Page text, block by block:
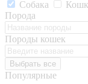
Собака
Порода
Породы кошек
Выбрать все
Популярные